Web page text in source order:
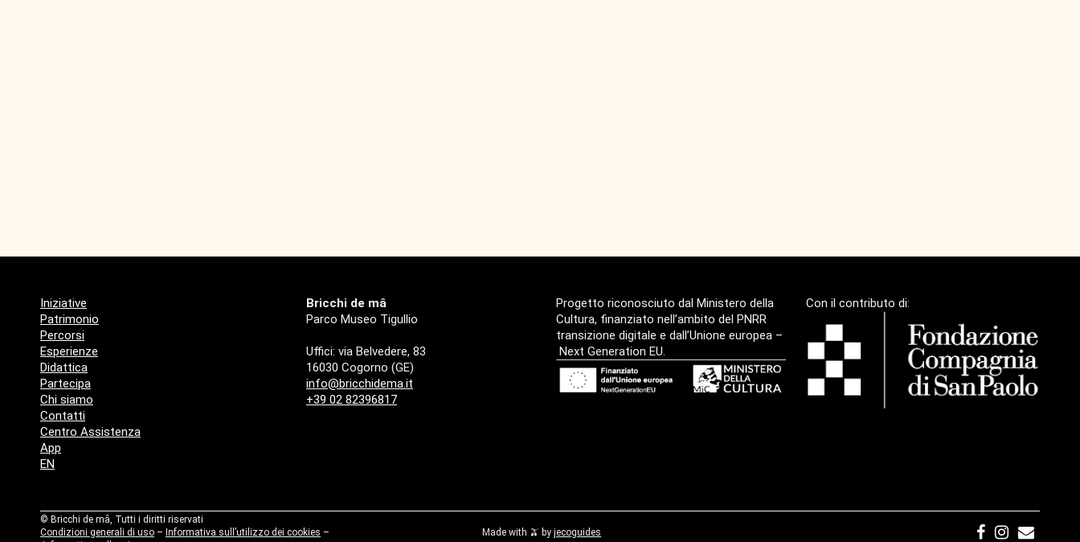
Iniziative
Patrimonio
Percorsi
Esperienze
Didattica
Partecipa
Chi siamo
Contatti
Centro Assistenza
App
EN
Bricchi de mâ
Parco Museo Tigullio
Uffici: via Belvedere, 83
16030 Cogorno (GE)
info@bricchidema.it
+39 02 82396817
Progetto riconosciuto dal Ministero della
Cultura, finanziato nell’ambito del PNRR
transizione digitale e dall’Unione europea –
Next Generation EU.
Con il contributo di:
© Bricchi de mâ, Tutti i diritti riservati
Condizioni generali di uso – Informativa sull’utilizzo dei cookies –
Made with 🫒 byjecoguides